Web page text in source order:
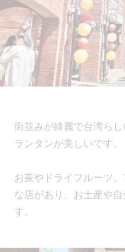
街並みが綺麗で台湾ら
ランタンが美しいです。
お茶やドライフルーツ
な店があり、お土産や
す。